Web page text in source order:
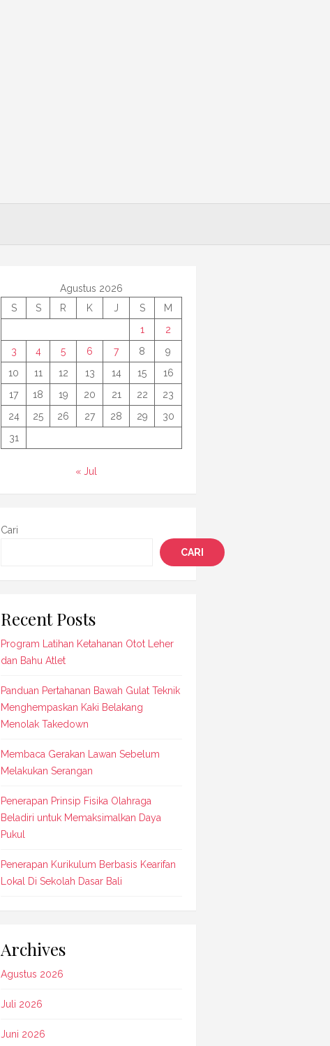
Agustus 2026
S
S R K J S
M
1
2
3
4 5 6 7 8
9
10
11 12 13 14 15
16
17
18 19 20 21 22
23
24
25 26 27 28 29
30
31
« Jul
Cari
CARI
Recent Posts
Program Latihan Ketahanan Otot Leher
dan Bahu Atlet
Panduan Pertahanan Bawah Gulat Teknik
Menghempaskan Kaki Belakang
Menolak Takedown
Membaca Gerakan Lawan Sebelum
Melakukan Serangan
Penerapan Prinsip Fisika Olahraga
Beladiri untuk Memaksimalkan Daya
Pukul
Penerapan Kurikulum Berbasis Kearifan
Lokal Di Sekolah Dasar Bali
Archives
Agustus 2026
Juli 2026
Juni 2026